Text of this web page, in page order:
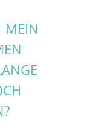
MEIN